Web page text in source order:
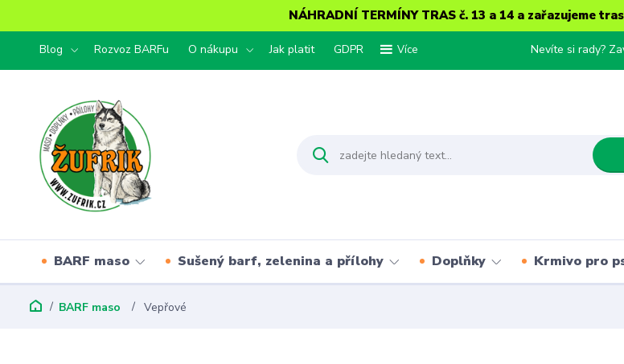
NÁHRADNÍ TERMÍNY TRAS č. 13 a 14 a zařazujeme
Blog Rozvoz BARFu O nákupu Jak platit GDPR Více Nevíte si rady?
BARF maso Sušený barf, zelenina a přílohy Doplňky Krmivo pro
BARF maso Vepřové